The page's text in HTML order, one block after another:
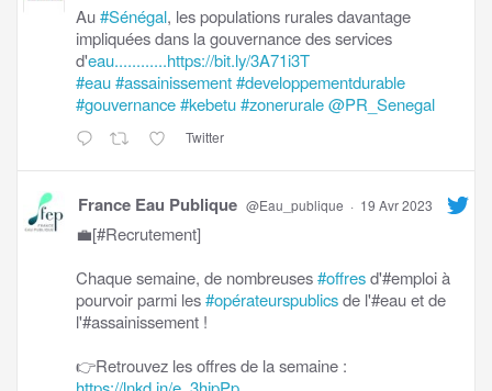
Au#Sénégal, les populations rurales davantage
impliquées dans la gouvernance des services
d'eau............https://bit.ly/3A71i3T
#eau#assainissement#developpementdurable
#gouvernance#kebetu#zonerurale@PR_Senegal
Twitter
France Eau Publique @Eau_publique · 19 Avr 2023
💼[#Recrutement]
Chaque semaine, de nombreuses#offresd'#emploi à
pourvoir parmi les#opérateurspublicsde l'#eau et de
l'#assainissement !
👉Retrouvez les offres de la semaine :